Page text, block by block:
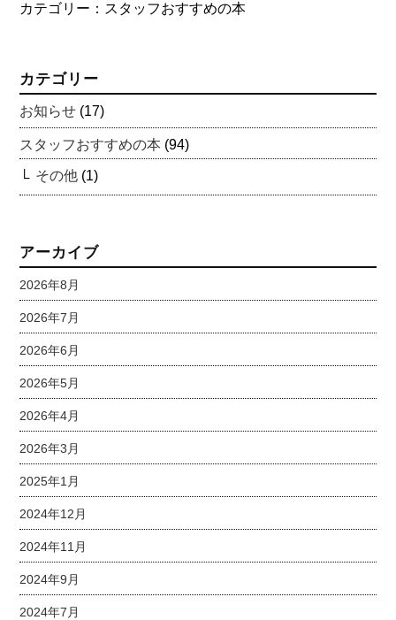
カテゴリー： スタッフおすすめの本
カテゴリー
お知らせ (17)
スタッフおすすめの本 (94)
その他 (1)
アーカイブ
2026年8月
2026年7月
2026年6月
2026年5月
2026年4月
2026年3月
2025年1月
2024年12月
2024年11月
2024年9月
2024年7月